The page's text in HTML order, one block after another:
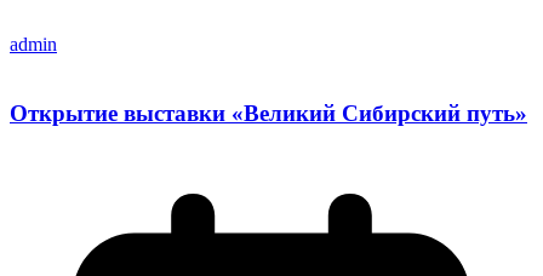
admin
Открытие выставки «Великий Сибирский путь»